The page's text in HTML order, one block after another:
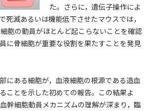
た。さらに，遺伝子操作によ
死滅あるいは機能低下させたマウスでは，
胞の動員がほとんど起こらないことを確認
に骨細胞が重要な役割を果たすことを発見
にある細胞が，血液細胞の根源である造血
ことを示した初めての報告。この結果よ
幹細胞動員メカニズムの理解が深まり，臨